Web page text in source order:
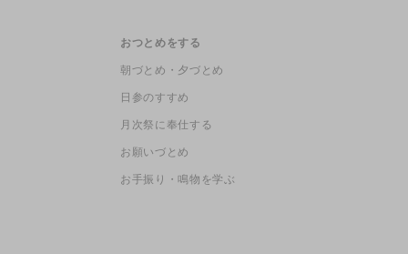
おつとめをする
朝づとめ・夕づとめ
日参のすすめ
月次祭に奉仕する
お願いづとめ
お手振り・鳴物を学ぶ